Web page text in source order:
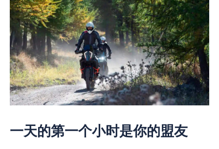
一天的第一个小时是你的盟友